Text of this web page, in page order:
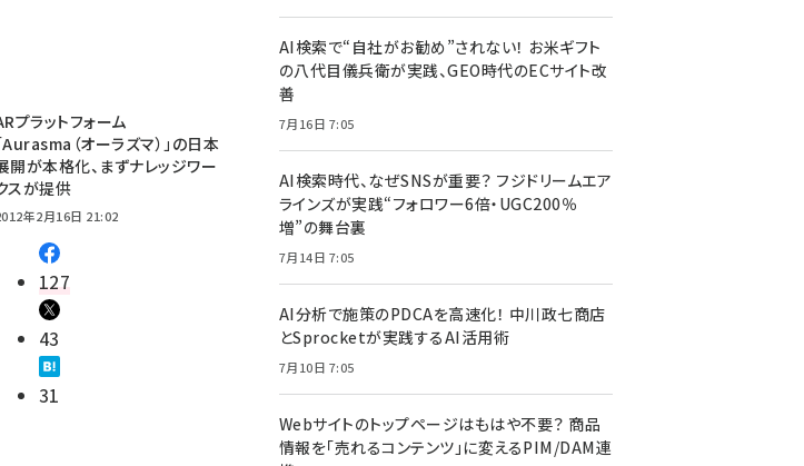
プラットフォーム
Aurasma（オーラズマ）」の日本
開が本格化、まずナレッジワー
スが提供
年2月16日 21:02
127
43
31
AI検索で“自社がお勧め”されない！ お米ギフト
の八代目儀兵衛が実践、GEO時代のECサイト改
善
7月16日 7:05
AI検索時代、なぜSNSが重要？ フジドリームエア
ラインズが実践“フォロワー6倍・UGC200％
増”の舞台裏
7月14日 7:05
AI分析で施策のPDCAを高速化！ 中川政七商店
とSprocketが実践するAI活用術
7月10日 7:05
Webサイトのトップページはもはや不要？ 商品
情報を「売れるコンテンツ」に変えるPIM/DAM連